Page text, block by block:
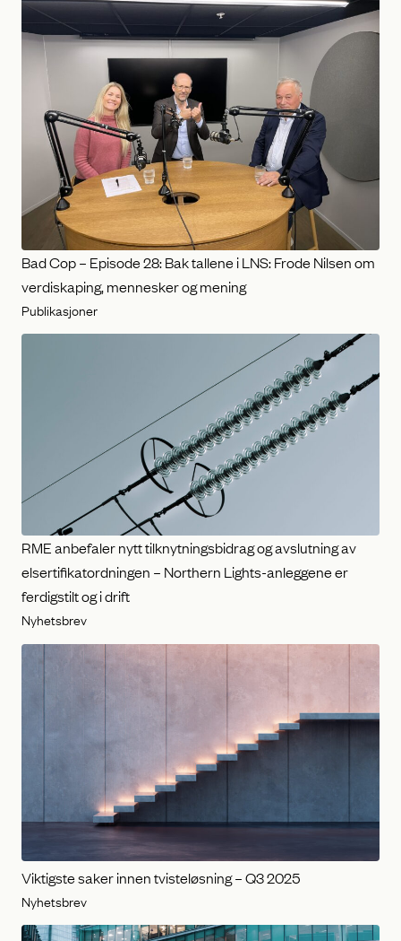
Bad Cop – Episode 28: Bak tallene i LNS: Frode Nilsen om
verdiskaping, mennesker og mening
Publikasjoner
RME anbefaler nytt tilknytningsbidrag og avslutning av
elsertifikatordningen – Northern Lights-anleggene er
ferdigstilt og i drift
Nyhetsbrev
Viktigste saker innen tvisteløsning – Q3 2025
Nyhetsbrev